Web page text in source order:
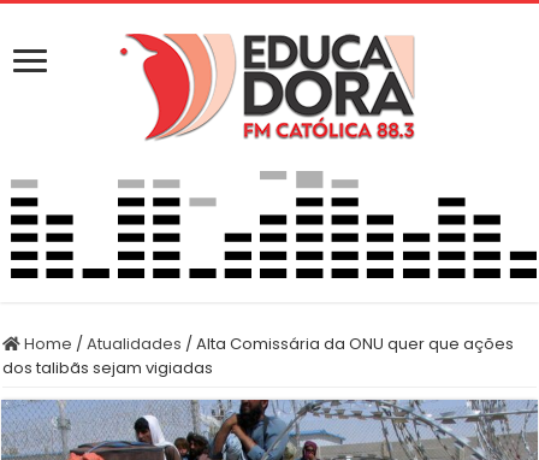
Home /Atualidades /Alta Comissária da ONU quer que ações
dos talibãs sejam vigiadas